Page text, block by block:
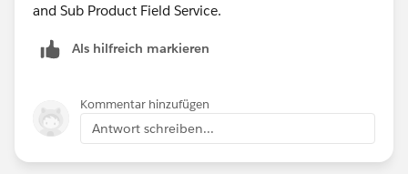
and Sub Product Field Service.
Als hilfreich markieren
Kommentar hinzufügen
Antwort schreiben...